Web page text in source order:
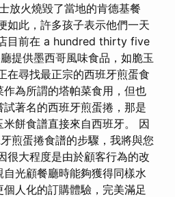
放火燒毀了當地的肯德基餐
如此，許多孩子表示他們一天
目前在 a hundred thirty five
提供墨西哥風味食品，如脆玉
在尋找最正宗的西班牙煎蛋食
為所謂的塔帕菜食用，但也
著名的西班牙煎蛋捲，那是
餅食譜直接來自西班牙。 因
煎蛋捲食譜的步驟，我將與您
很大程度是由於顧客行為的改
光顧餐廳時能夠獲得同樣水
人化的訂購體驗，完美滿足